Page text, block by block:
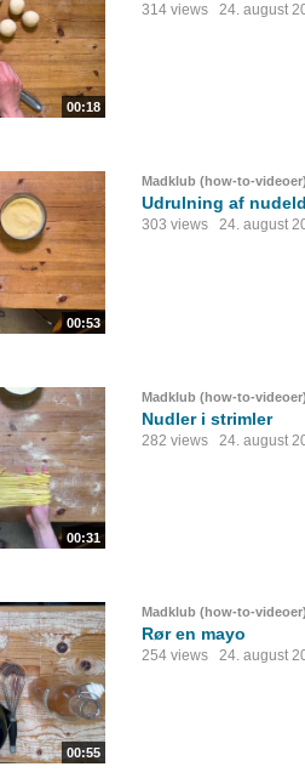
00:18
314 views 24. august
00:53
Madklub (how-to-videoer)
Udrulning af
303 views 24. august
00:31
Madklub (how-to-videoer)
Nudler i strimler
282 views 24. august
00:55
Madklub (how-to-videoer)
Rør en mayo
254 views 24. august